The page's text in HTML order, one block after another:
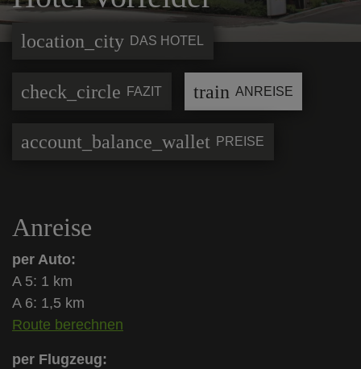
location_city DAS HOTEL
check_circle FAZIT train ANREISE
account_balance_wallet PREISE
Anreise
per Auto:
A 5: 1 km
A 6: 1,5 km
Route berechnen
per Flugzeug: